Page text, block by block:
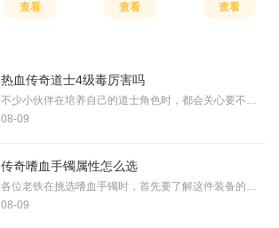
查看 查看 查看
热血传奇道士4级毒厉害吗
不少小伙伴在培养自己的道士角色时，都会关心要不要把施毒术升到4级。4级毒在持续伤害方面确实有明显提升，它的伤害数值从3级毒的每次7点增加到了14点，让小伙伴们在对怪物或玩
08-09
传奇嗜血手镯属性怎么选
各位老铁在挑选嗜血手镯时，首先要了解这件装备的核心特点。嗜血手镯是一件攻击型装备，主要增强物理攻击力，同时还附带吸血效果。这种吸血特性在持久战中特别实用，能够将攻
08-09